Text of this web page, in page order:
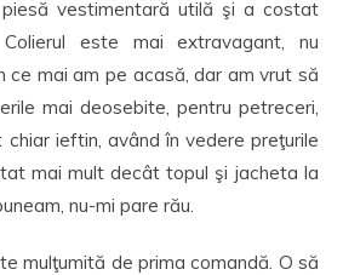
vestimentară utilă şi a costat
este mai extravagant, nu
ce mai am pe acasă, dar am vrut să
mai deosebite, pentru petreceri,
chiar ieftin, având în vedere preţurile
mai mult decât topul şi jacheta la
nu-mi pare rău.
mulţumită de prima comandă. O să